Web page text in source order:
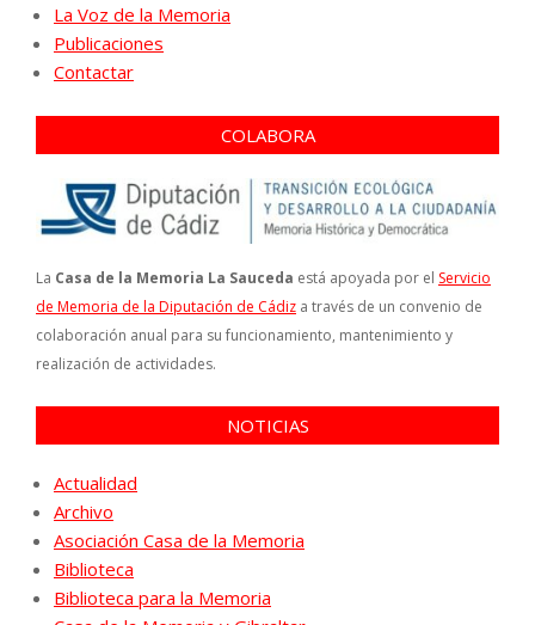
La Voz de la Memoria
Publicaciones
Contactar
COLABORA
La Casa de la Memoria La Sauceda está apoyada por el Servicio
de Memoria de la Diputación de Cádiz a través de un convenio de
colaboración anual para su funcionamiento, mantenimiento y
realización de actividades.
NOTICIAS
Actualidad
Archivo
Asociación Casa de la Memoria
Biblioteca
Biblioteca para la Memoria